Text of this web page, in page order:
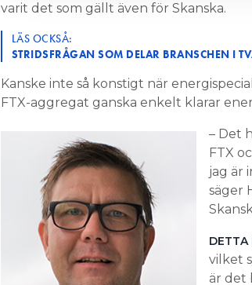
varit det som gällt även för Skanska.
LÄS OCKSÅ:
STRIDSFRÅGAN SOM DELAR BRANSCHEN I
Kanske inte så konstigt när
FTX-aggregat ganska enkelt klarar
– Det
FTX
jag är
säger
DETTA
vilket
är det